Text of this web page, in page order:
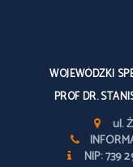
WOJEWÓDZKI
PROF DR.
ul.
NIP: 739